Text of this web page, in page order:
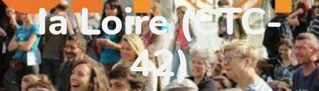
la Loire (CTC-
42)